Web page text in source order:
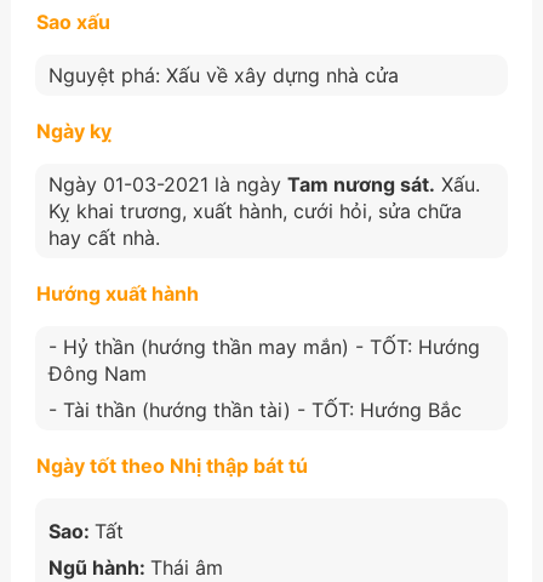
Sao xấu
Nguyệt phá: Xấu về xây dựng nhà cửa
Ngày kỵ
Ngày 01-03-2021 là ngày Tam nương sát. Xấu.
Kỵ khai trương, xuất hành, cưới hỏi, sửa chữa
hay cất nhà.
Hướng xuất hành
- Hỷ thần (hướng thần may mắn) - TỐT: Hướng
Đông Nam
- Tài thần (hướng thần tài) - TỐT: Hướng Bắc
Ngày tốt theo Nhị thập bát tú
Sao: Tất
Ngũ hành: Thái âm